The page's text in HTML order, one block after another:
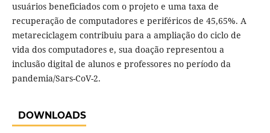
usuários beneficiados com o projeto e uma taxa de
recuperação de computadores e periféricos de 45,65%. A
metareciclagem contribuiu para a ampliação do ciclo de
vida dos computadores e, sua doação representou a
inclusão digital de alunos e professores no período da
pandemia/Sars-CoV-2.
DOWNLOADS